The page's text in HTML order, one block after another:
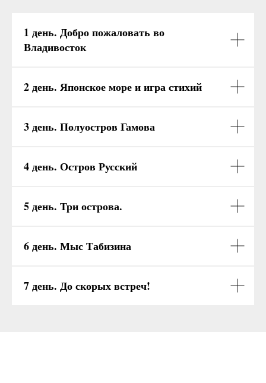
1 день. Добро пожаловать во
Владивосток
2 день. Японское море и игра стихий
3 день. Полуостров Гамова
4 день. Остров Русский
5 день. Три острова.
6 день. Мыс Табизина
7 день. До скорых встреч!